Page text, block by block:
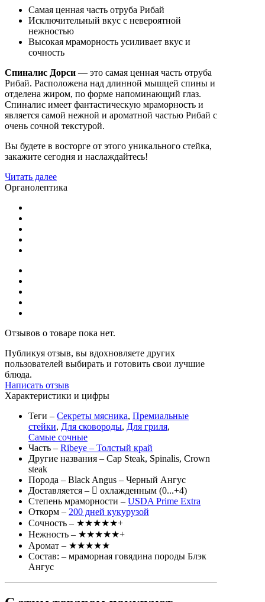
Самая ценная часть отруба Рибай
Исключительный вкус с невероятной
нежностью
Высокая мраморность усиливает вкус и
сочность
Спиналис Дорси — это самая ценная часть отруба
Рибай. Расположена над длинной мышцей спины и
отделена жиром, по форме напоминающий глаз.
Спиналис имеет фантастическую мраморность и
является самой нежной и ароматной частью Рибай с
очень сочной текстурой.
Вы будете в восторге от этого уникального стейка,
закажите сегодня и наслаждайтесь!
Читать далее
Органолептика
Отзывов о товаре пока нет.
Публикуя отзыв, вы вдохновляете других
пользователей выбирать и готовить свои лучшие
блюда.
Написать отзыв
Характеристики и цифры
Теги – Секреты мясника, Премиальные
стейки, Для сковороды, Для гриля,
Самые сочные
Часть – Ribeye – Толстый край
Другие названия – Cap Steak, Spinalis, Crown
steak
Порода – Black Angus – Черный Ангус
Доставляется –
охлажденным (0...+4)
Степень мраморности – USDA Prime Extra
Откорм – 200 дней кукурузой
Сочность – ★★★★★+
Нежность – ★★★★★+
Аромат – ★★★★★
Состав: – мраморная говядина породы Блэк
Ангус